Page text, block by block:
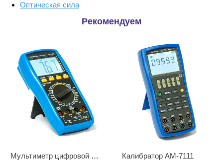
Оптическая сила
Рекомендуем
Мультиметр цифровой АМ-1083
Калибратор АМ-7111